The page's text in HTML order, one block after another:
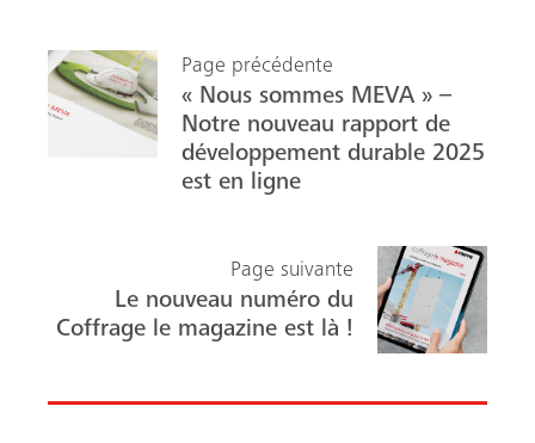
ok
Page précédente
« Nous sommes MEVA » –
Notre nouveau rapport de
développement durable 2025
est en ligne
Page suivante
Le nouveau numéro du
Coffrage le magazine est là !